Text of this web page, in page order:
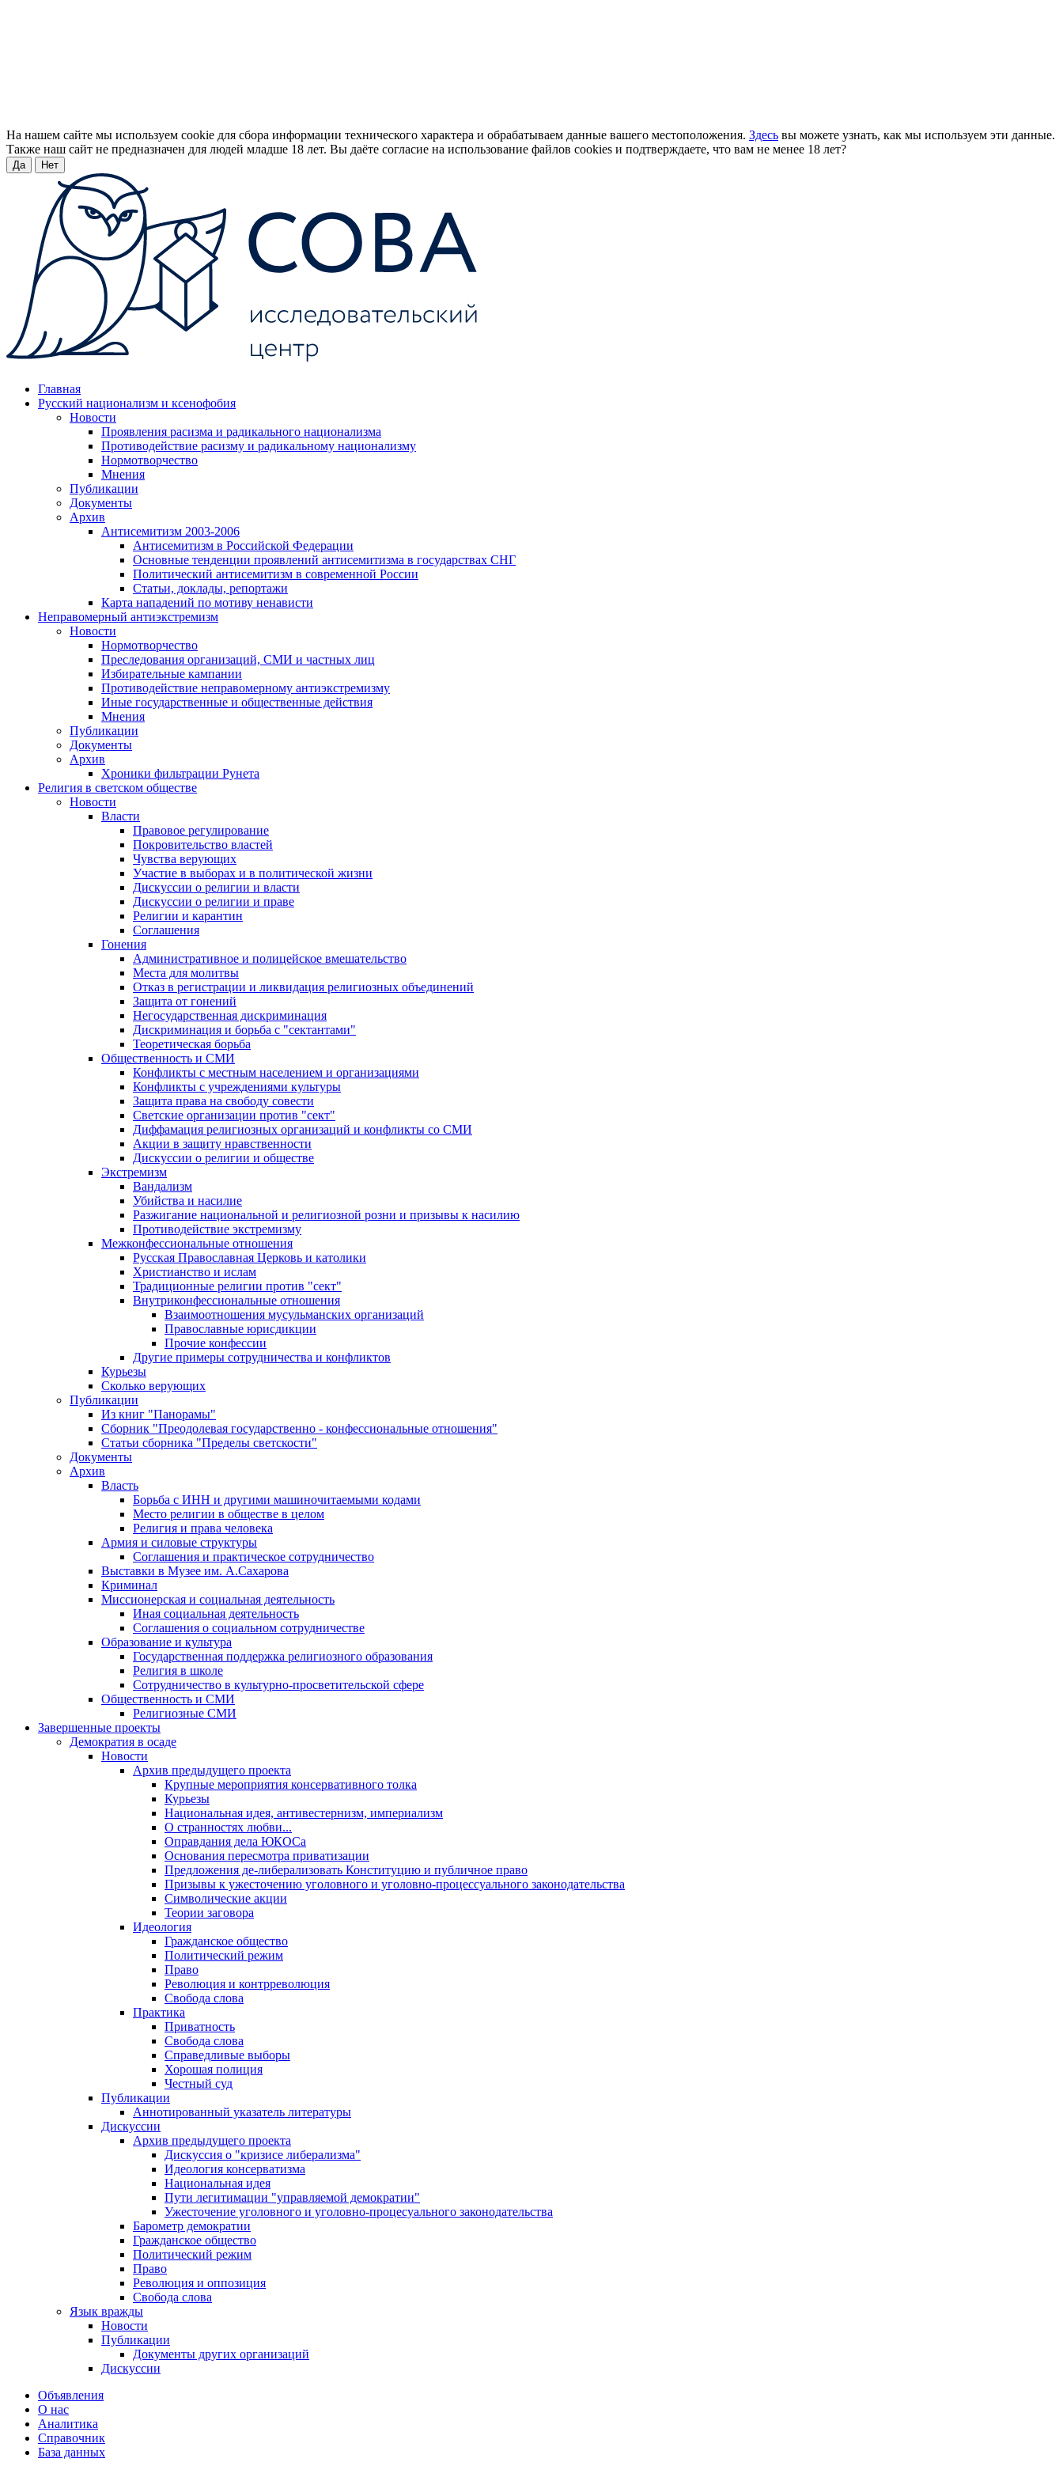
На нашем сайте мы используем cookie для сбора информации технического характера и обрабатываем данные вашего местоположения. Здесь вы можете узнать, как мы используем эти данные.
Также наш сайт не предназначен для людей младше 18 лет. Вы даёте согласие на использование файлов cookies и подтверждаете, что вам не менее 18 лет?
Да Нет
Главная
Русский национализм и ксенофобия
Новости
Проявления расизма и радикального национализма
Противодействие расизму и радикальному национализму
Нормотворчество
Мнения
Публикации
Документы
Архив
Антисемитизм 2003-2006
Антисемитизм в Российской Федерации
Основные тенденции проявлений антисемитизма в государствах СНГ
Политический антисемитизм в современной России
Статьи, доклады, репортажи
Карта нападений по мотиву ненависти
Неправомерный антиэкстремизм
Новости
Нормотворчество
Преследования организаций, СМИ и частных лиц
Избирательные кампании
Противодействие неправомерному антиэкстремизму
Иные государственные и общественные действия
Мнения
Публикации
Документы
Архив
Хроники фильтрации Рунета
Религия в светском обществе
Новости
Власти
Правовое регулирование
Покровительство властей
Чувства верующих
Участие в выборах и в политической жизни
Дискуссии о религии и власти
Дискуссии о религии и праве
Религии и карантин
Соглашения
Гонения
Административное и полицейское вмешательство
Места для молитвы
Отказ в регистрации и ликвидация религиозных объединений
Защита от гонений
Негосударственная дискриминация
Дискриминация и борьба с "сектантами"
Теоретическая борьба
Общественность и СМИ
Конфликты с местным населением и организациями
Конфликты с учреждениями культуры
Защита права на свободу совести
Светские организации против "сект"
Диффамация религиозных организаций и конфликты со СМИ
Акции в защиту нравственности
Дискуссии о религии и обществе
Экстремизм
Вандализм
Убийства и насилие
Разжигание национальной и религиозной розни и призывы к насилию
Противодействие экстремизму
Межконфессиональные отношения
Русская Православная Церковь и католики
Христианство и ислам
Традиционные религии против "сект"
Внутриконфессиональные отношения
Взаимоотношения мусульманских организаций
Православные юрисдикции
Прочие конфессии
Другие примеры сотрудничества и конфликтов
Курьезы
Сколько верующих
Публикации
Из книг "Панорамы"
Сборник "Преодолевая государственно - конфессиональные отношения"
Статьи сборника "Пределы светскости"
Документы
Архив
Власть
Борьба с ИНН и другими машиночитаемыми кодами
Место религии в обществе в целом
Религия и права человека
Армия и силовые структуры
Соглашения и практическое сотрудничество
Выставки в Музее им. А.Сахарова
Криминал
Миссионерская и социальная деятельность
Иная социальная деятельность
Соглашения о социальном сотрудничестве
Образование и культура
Государственная поддержка религиозного образования
Религия в школе
Сотрудничество в культурно-просветительской сфере
Общественность и СМИ
Религиозные СМИ
Завершенные проекты
Демократия в осаде
Новости
Архив предыдущего проекта
Крупные мероприятия консервативного толка
Курьезы
Национальная идея, антивестернизм, империализм
О странностях любви...
Оправдания дела ЮКОСа
Основания пересмотра приватизации
Предложения де-либерализовать Конституцию и публичное право
Призывы к ужесточению уголовного и уголовно-процессуального законодательства
Символические акции
Теории заговора
Идеология
Гражданское общество
Политический режим
Право
Революция и контрреволюция
Свобода слова
Практика
Приватность
Свобода слова
Справедливые выборы
Хорошая полиция
Честный суд
Публикации
Аннотированный указатель литературы
Дискуссии
Архив предыдущего проекта
Дискуссия о "кризисе либерализма"
Идеология консерватизма
Национальная идея
Пути легитимации "управляемой демократии"
Ужесточение уголовного и уголовно-процесуального законодательства
Барометр демократии
Гражданское общество
Политический режим
Право
Революция и оппозиция
Свобода слова
Язык вражды
Новости
Публикации
Документы других организаций
Дискуссии
Объявления
О нас
Аналитика
Справочник
База данных